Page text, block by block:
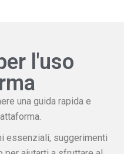
l'uso
una guida rapida e
essenziali, suggerimenti